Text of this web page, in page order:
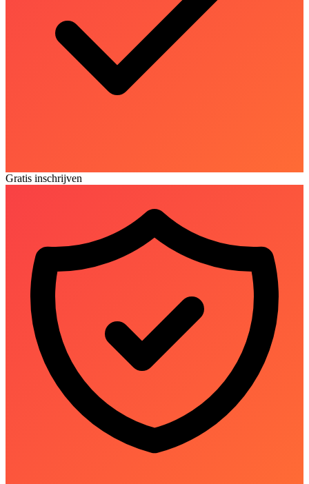
Gratis inschrijven